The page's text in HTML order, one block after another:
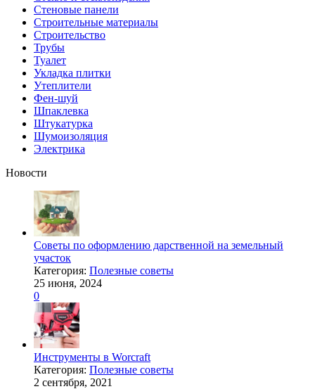
Стеновые панели
Строительные материалы
Строительство
Трубы
Туалет
Укладка плитки
Утеплители
Фен-шуй
Шпаклевка
Штукатурка
Шумоизоляция
Электрика
Новости
Советы по оформлению дарственной на земельный
участок
Категория: Полезные советы
25 июня, 2024
0
Инструменты в Worcraft
Категория: Полезные советы
2 сентября, 2021